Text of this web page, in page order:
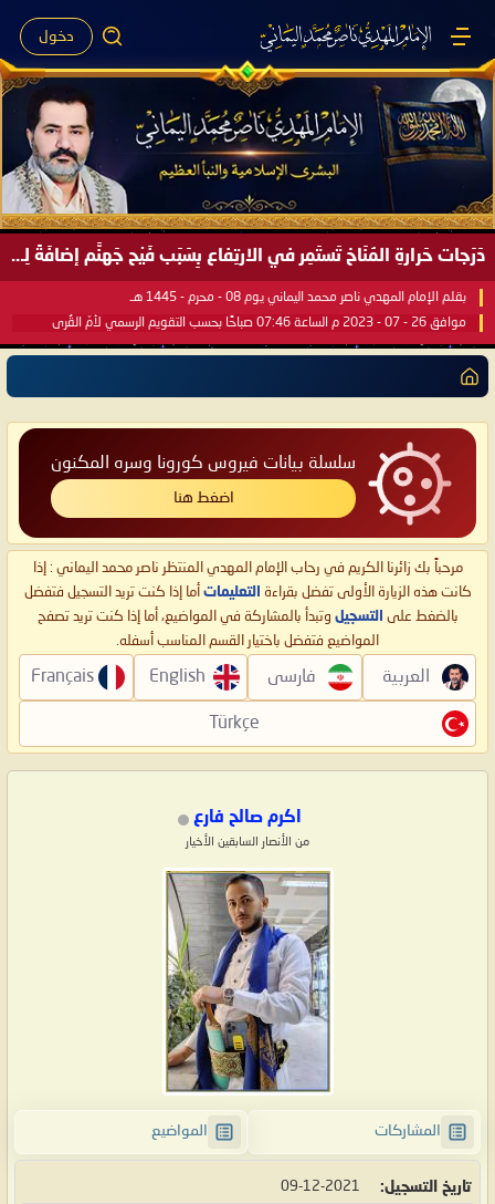
دخول
دَرَجات حَرارةِ المُنَاخ تَستَمِر في الارتِفاع بِسَبَب فَيْح جَهنَّم إضافَةً لِحرارةِ الشَّمس في مُحكَم القُرآن العَظيم ..
بقلم الإمام المهدي ناصر محمد اليماني يوم 08 - محرم - 1445 هـ
موافق 26 - 07 - 2023 م الساعة 07:46 صباحًا بحسب التقويم الرسمي لأمّ القُرى
سلسلة بيانات فيروس كورونا وسره المكنون
اضغط هنا
مرحباً بك زائرنا الكريم في رحاب الإمام المهدي المنتظر ناصر محمد اليماني : إذا
كانت هذه الزيارة الأولى تفضل بقراءة التعليمات أما إذا كنت تريد التسجيل فتفضل
بالضغط على التسجيل وتبدأ بالمشاركة في المواضيع، أما إذا كنت تريد تصفح
المواضيع فتفضل باختيار القسم المناسب أسفله.
العربية فارسی English
Français
Türkçe
اكرم صالح فارع
من الأنصار السابقين الأخيار
المشاركات المواضيع
تاريخ التسجيل 09-12-2021